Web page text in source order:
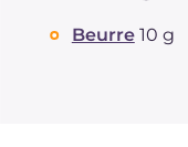
Beurre 10 g